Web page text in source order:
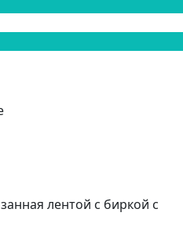
лентой с биркой с